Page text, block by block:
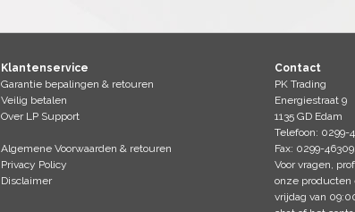
Klantenservice
Garantie bepalingen & retouren
Veilig betalen
Over LP Support
Algemene Voorwaarden & retouren
Privacy Policy
Disclaimer
Contact
PK Trading
Energiestraat 9
1135 GD Edam
Telefoon: 0299-
Fax: 0299-
Voor vragen,
onze
vrijdag van